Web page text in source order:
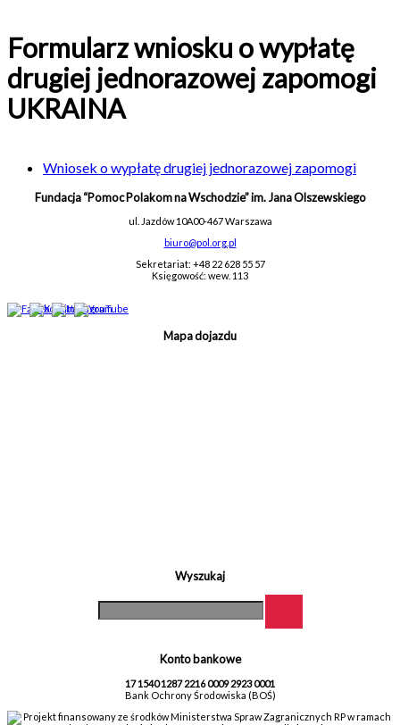
Formularz wniosku o wypłatę
drugiej jednorazowej zapomogi
UKRAINA
Wniosek o wypłatę drugiej jednorazowej zapomogi
Fundacja “Pomoc Polakom na Wschodzie” im. Jana Olszewskiego
ul. Jazdów 10A00-467 Warszawa
biuro@pol.org.pl
Sekretariat: +48 22 628 55 57
Księgowość: wew. 113
Mapa dojazdu
Wyszukaj
Konto bankowe
17 1540 1287 2216 0009 2923 0001
Bank Ochrony Środowiska (BOŚ)
Projekt finansowany ze środków Ministerstwa Spraw Zagranicznych RP w ramach